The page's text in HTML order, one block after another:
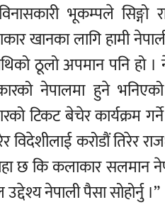
भूकम्पले
खानका लागि हामी
ठूलो अपमान पनि हो ।
नेपालमा हुने
टिकट बेचेर कार्यक्रम
विदेशीलाई करोडौं तिरेर
छ कि कलाकार
नेपाली पैसा सोहोर्नु ।”